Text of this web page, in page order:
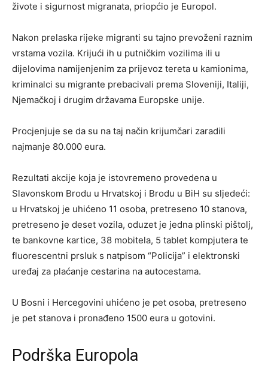
živote i sigurnost migranata, priopćio je Europol.
Nakon prelaska rijeke migranti su tajno prevoženi raznim
vrstama vozila. Krijući ih u putničkim vozilima ili u
dijelovima namijenjenim za prijevoz tereta u kamionima,
kriminalci su migrante prebacivali prema Sloveniji, Italiji,
Njemačkoj i drugim državama Europske unije.
Procjenjuje se da su na taj način krijumčari zaradili
najmanje 80.000 eura.
Rezultati akcije koja je istovremeno provedena u
Slavonskom Brodu u Hrvatskoj i Brodu u BiH su sljedeći:
u Hrvatskoj je uhićeno 11 osoba, pretreseno 10 stanova,
pretreseno je deset vozila, oduzet je jedna plinski pištolj,
te bankovne kartice, 38 mobitela, 5 tablet kompjutera te
fluorescentni prsluk s natpisom “Policija” i elektronski
uređaj za plaćanje cestarina na autocestama.
U Bosni i Hercegovini uhićeno je pet osoba, pretreseno
je pet stanova i pronađeno 1500 eura u gotovini.
Podrška Europola